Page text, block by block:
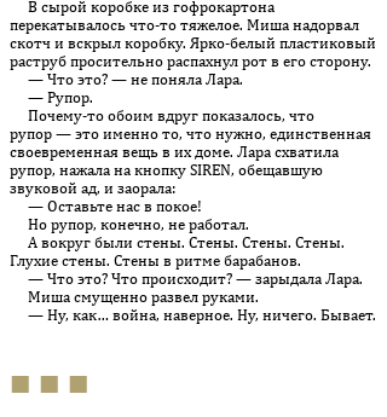
В сырой коробке из гофрокартона
перекатывалось что-то тяжелое. Миша надорвал
скотч и вскрыл коробку. Ярко-белый пластиковый
раструб просительно распахнул рот в его сторону.
— Что это? — не поняла Лара.
— Рупор.
Почему-то обоим вдруг показалось, что
рупор — это именно то, что нужно, единственная
своевременная вещь в их доме. Лара схватила
рупор, нажала на кнопку SIREN, обещавшую
звуковой ад, и заорала:
— Оставьте нас в покое!
Но рупор, конечно, не работал.
А вокруг были стены. Стены. Стены. Стены.
Глухие стены. Стены в ритме барабанов.
— Что это? Что происходит? — зарыдала Лара.
Миша смущенно развел руками.
— Ну, как… война, наверное. Ну, ничего. Бывает.
■ ■ ■